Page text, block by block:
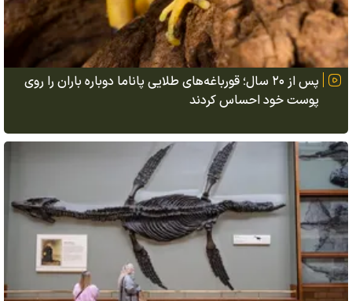
پس از ۲۰ سال؛ قورباغه‌های طلایی پاناما دوباره باران را روی
پوست خود احساس کردند